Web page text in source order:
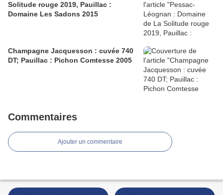
Solitude rouge 2019, Pauillac :
Domaine Les Sadons 2015
Champagne Jacquesson : cuvée 740
DT; Pauillac : Pichon Comtesse 2005
Commentaires
Ajouter un commentaire